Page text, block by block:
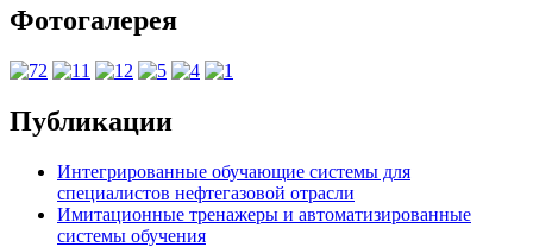
Фотогалерея
Публикации
Интегрированные обучающие системы для
специалистов нефтегазовой отрасли
Имитационные тренажеры и автоматизированные
системы обучения